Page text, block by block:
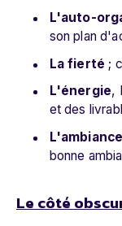
L'auto-
son plan
La fierté ;
L'énergie,
et des
L'ambiance
bonne
Le côté